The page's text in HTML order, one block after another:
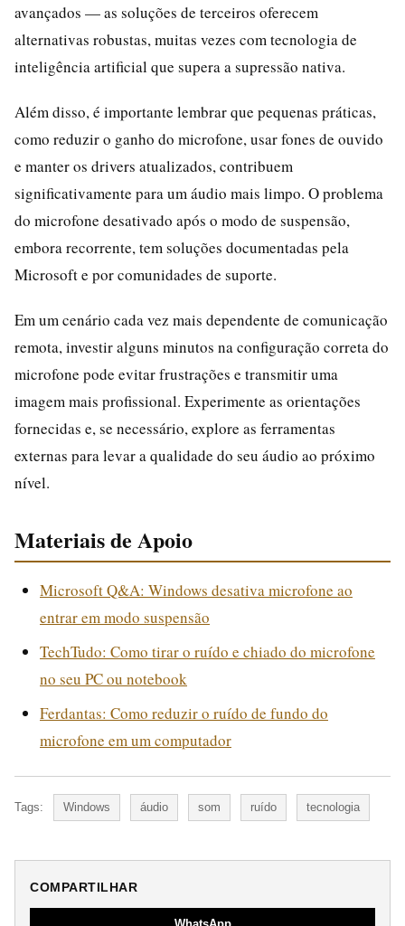
avançados — as soluções de terceiros oferecem
alternativas robustas, muitas vezes com tecnologia de
inteligência artificial que supera a supressão nativa.
Além disso, é importante lembrar que pequenas práticas,
como reduzir o ganho do microfone, usar fones de ouvido
e manter os drivers atualizados, contribuem
significativamente para um áudio mais limpo. O problema
do microfone desativado após o modo de suspensão,
embora recorrente, tem soluções documentadas pela
Microsoft e por comunidades de suporte.
Em um cenário cada vez mais dependente de comunicação
remota, investir alguns minutos na configuração correta do
microfone pode evitar frustrações e transmitir uma
imagem mais profissional. Experimente as orientações
fornecidas e, se necessário, explore as ferramentas
externas para levar a qualidade do seu áudio ao próximo
nível.
Materiais de Apoio
Microsoft Q&A: Windows desativa microfone ao
entrar em modo suspensão
TechTudo: Como tirar o ruído e chiado do microfone
no seu PC ou notebook
Ferdantas: Como reduzir o ruído de fundo do
microfone em um computador
Tags: Windows áudio som ruído tecnologia
COMPARTILHAR